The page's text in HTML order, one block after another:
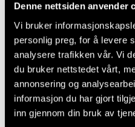
Denne nettsiden anvender
Vi bruker
personlig preg, for å levere
analysere trafikken vår. Vi
du bruker nettstedet vårt,
annonsering og
informasjon du har gjort
inn gjennom din bruk av
måte, og fokuserer
utøvarane er, men på
eller andre.
På den andre
klassisk konsert, der